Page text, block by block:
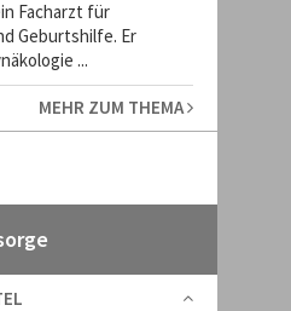
Facharzt für
Geburtshilfe. Er
...
MEHR ZUM THEMA